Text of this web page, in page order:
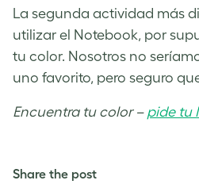
La segunda actividad más
utilizar el Notebook, por
tu color. Nosotros no
uno favorito, pero seguro
Encuentra tu color – pide tu
Share the post